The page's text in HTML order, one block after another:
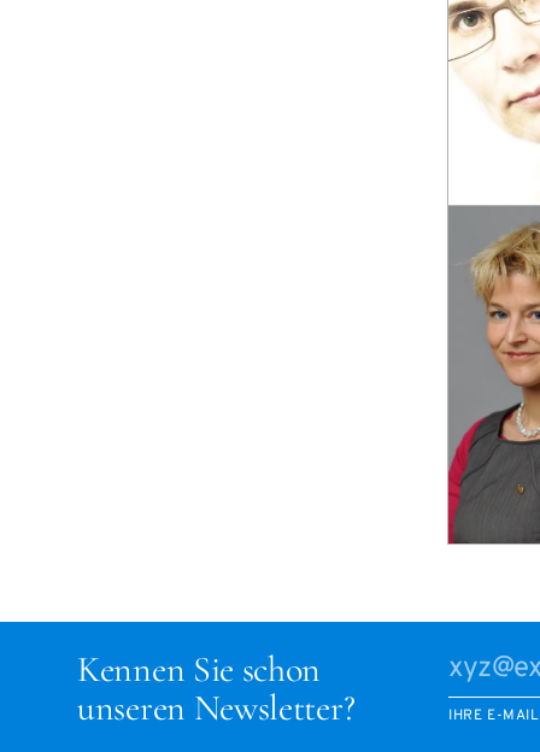
Kennen Sie schon
unseren Newsletter?
IHRE E-